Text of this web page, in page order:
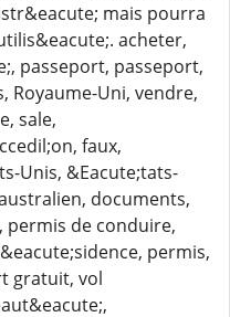
mais pourra
acheter,
passeport, passeport,
Royaume-Uni, vendre,
sale,
faux,
Unis, &Eacute;tats-
documents,
de conduire,
permis,
gratuit, vol